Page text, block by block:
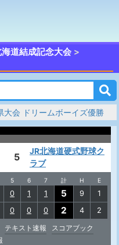
道結成記念大会
会 ドリームボーイズ優勝
5
JR北海道硬式野球ク
ラブ
5 6 7 計 H E
0 1 1 5 9
1
0 0 0 2 4
2
テキスト速報
スコアブック